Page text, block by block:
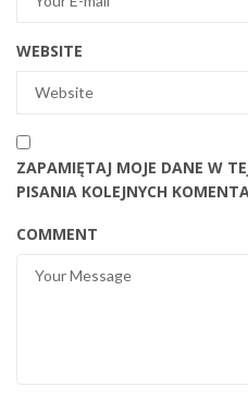
WEBSITE
ZAPAMIĘTAJ MOJE DANE W
PISANIA KOLEJNYCH
COMMENT